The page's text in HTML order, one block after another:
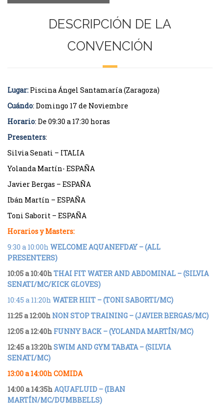
DESCRIPCIÓN DE LA
CONVENCIÓN
Lugar: Piscina Ángel Santamaría (Zaragoza)
Cuándo: Domingo 17 de Noviembre
Horario: De 09:30 a 17:30 horas
Presenters:
Silvia Senati – ITALIA
Yolanda Martín- ESPAÑA
Javier Bergas – ESPAÑA
Ibán Martín – ESPAÑA
Toni Saborit – ESPAÑA
Horarios y Masters:
9:30 a 10:00h WELCOME AQUANEFDAY – (ALL
PRESENTERS)
10:05 a 10:40hTHAI FIT WATER AND ABDOMINAL – (SILVIA
SENATI/MC/KICK GLOVES)
10:45 a 11:20h WATER HIIT – (TONI SABORTI/MC)
11:25 a 12:00h NON STOP TRAINING – (JAVIER BERGAS/MC)
12:05 a 12:40h FUNNY BACK – (YOLANDA MARTÍN/MC)
12:45 a 13:20hSWIM AND GYM TABATA – (SILVIA
SENATI/MC)
13:00 a 14:00h COMIDA
14:00 a 14:35hAQUAFLUID – (IBAN
MARTÍN/MC/DUMBBELLS)